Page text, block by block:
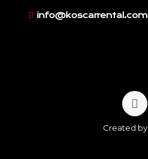
info@koscarrental.com
Created by